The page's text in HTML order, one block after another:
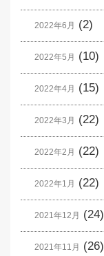
2022年6月 (2)
2022年5月 (10)
2022年4月 (15)
2022年3月 (22)
2022年2月 (22)
2022年1月 (22)
2021年12月 (24)
2021年11月 (26)